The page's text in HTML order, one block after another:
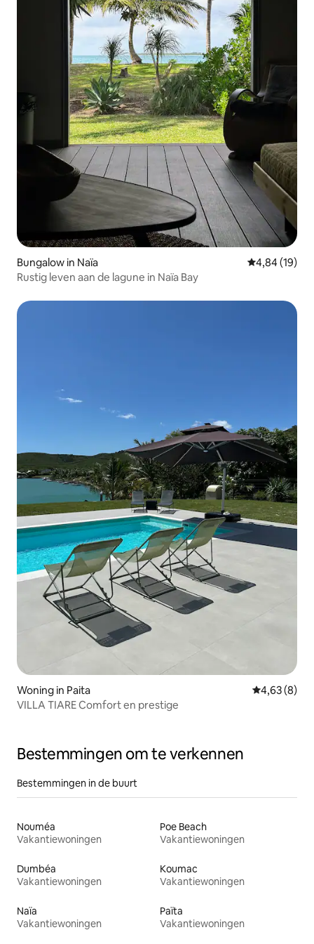
Bungalow in Naïa Gemiddelde
4,84 (19)
Rustig leven aan de lagune in Naïa Bay
Woning in Paita Gemiddelde
4,63 (8)
VILLA TIARE Comfort en prestige
Bestemmingen om te verkennen
Bestemmingen in de buurt
Nouméa
Vakantiewoningen
Poe Beach
Vakantiewoningen
Dumbéa
Vakantiewoningen
Koumac
Vakantiewoningen
Naïa
Vakantiewoningen
Païta
Vakantiewoningen